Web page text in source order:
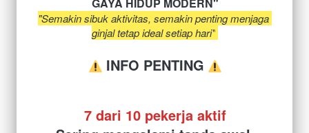
"Semakin sibuk aktivitas, semakin penting menjaga
ginjal tetap ideal setiap hari"
INFO PENTING
7 dari 10 pekerja aktif